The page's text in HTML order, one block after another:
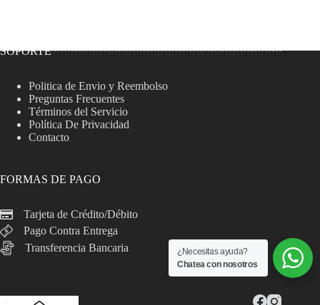
SOPORTE
Politica de Envio y Reembolso
Preguntas Frecuentes
Términos del Servicio
Política De Privacidad
Contacto
FORMAS DE PAGO
Tarjeta de Crédito/Débito
Pago Contra Entrega
Transferencia Bancaria
¿Necesitas ayuda?
Chatea con nosotros